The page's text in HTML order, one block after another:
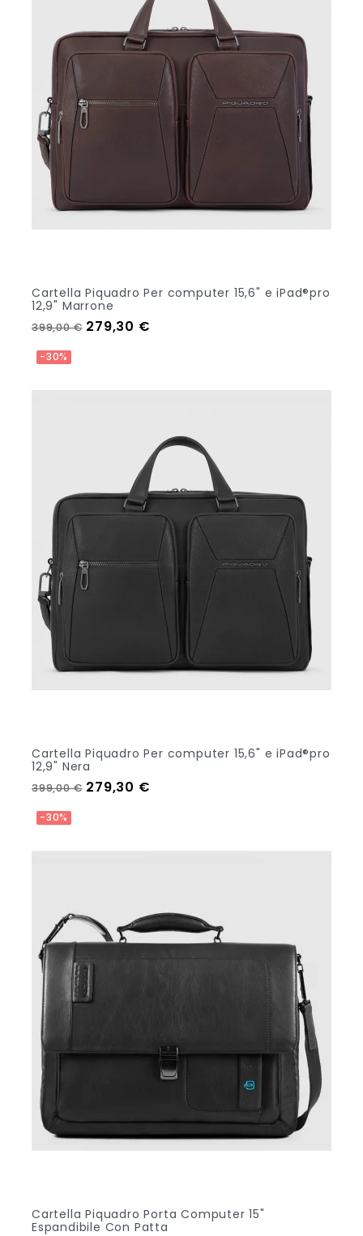
Cartella Piquadro Per computer 15,6" e iPad®pro
12,9" Marrone
Prezzo regolare
399,00 € Prezzo
279,30 €
-30%
Cartella Piquadro Per computer 15,6" e iPad®pro
12,9" Nera
Prezzo regolare
399,00 € Prezzo
279,30 €
-30%
Cartella Piquadro Porta Computer 15"
Espandibile Con Patta